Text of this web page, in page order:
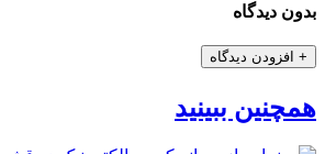
بدون دیدگاه
+ افزودن دیدگاه
همچنین ببینید